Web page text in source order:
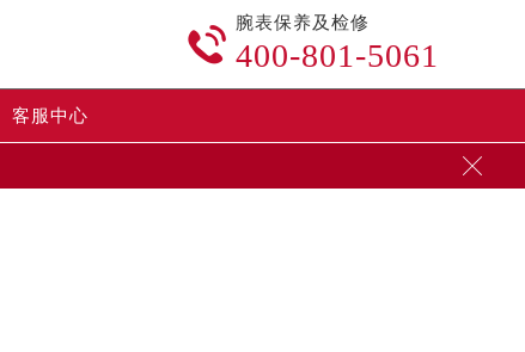

腕表保养及检修
400-801-5061
客服中心
